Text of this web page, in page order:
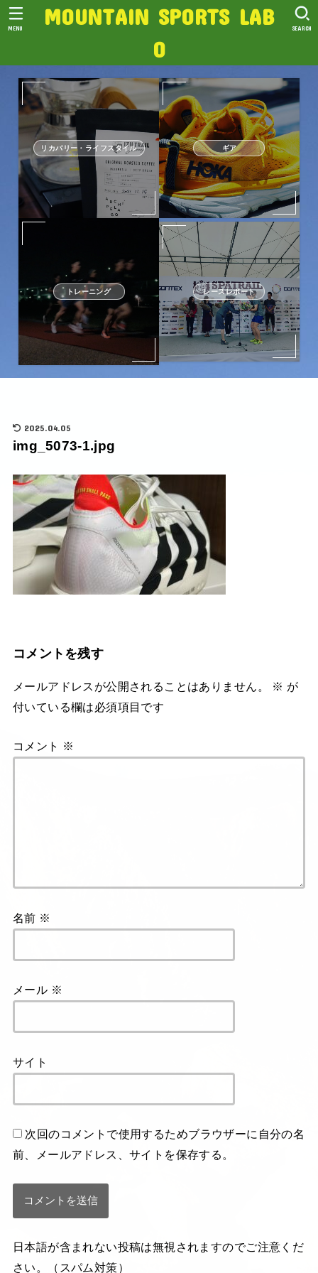
MOUNTAIN SPORTS LAB
O
SEARCH
MENU
リカバリー・ライフスタイル ギア
トレーニング レースレポート
2025.04.05
img_5073-1.jpg
コメントを残す
メールアドレスが公開されることはありません。 ※ が
付いている欄は必須項目です
コメント ※
名前 ※
メール ※
サイト
次回のコメントで使用するためブラウザーに自分の名
前、メールアドレス、サイトを保存する。
日本語が含まれない投稿は無視されますのでご注意くだ
さい。（スパム対策）